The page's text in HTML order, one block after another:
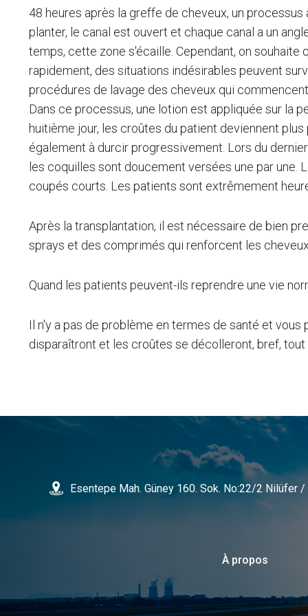
48 heures après la greffe de cheveux, un
planter, le canal est ouvert et chaque canal a un
temps, cette zone s'écaille. Cependant, on
rapidement, des situations indésirables peuvent
procédures de lavage des cheveux qui
Dans ce processus, une lotion est appliquée sur la
huitième jour, les croûtes du patient deviennent
également à durcir progressivement. Lors du
les coquilles sont doucement versées une par
coupés courts. Les patients sont extrêmement
Après la transplantation, il est nécessaire de bien
sprays et des comprimés qui renforcent les
Quand les patients peuvent-ils reprendre une vie
Il n'y a pas de problème en termes de santé et
disparaîtront et les croûtes se décolleront, bref,
Esentepe Mah. Güney 160. Sok. No:22/2 Nilüfer /
À propos